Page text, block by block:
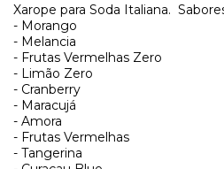
Xarope para Soda Italiana.
- Morango
- Melancia
- Frutas Vermelhas Zero
- Limão Zero
- Cranberry
- Maracujá
- Amora
- Frutas Vermelhas
- Tangerina